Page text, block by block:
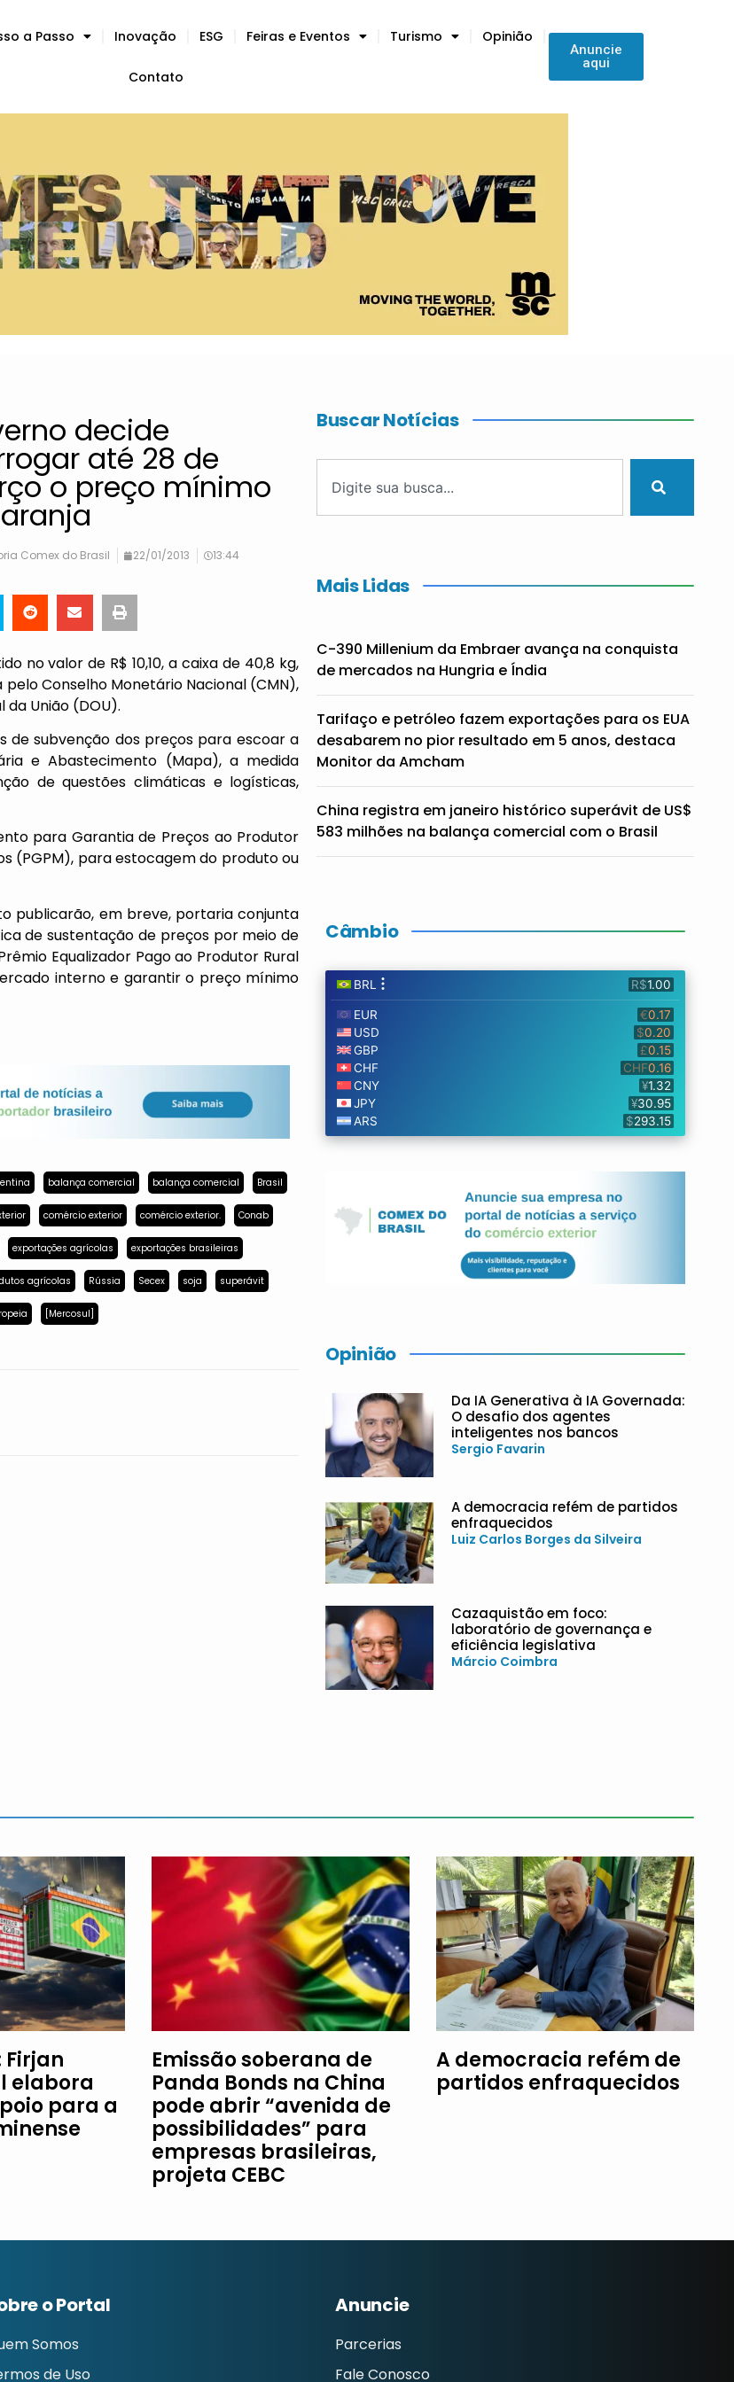
a Passo Inovação ESG Feiras e Eventos Turismo Opinião
Contato
Anuncie
aqui
decide
até 28 de
o preço mínimo
Comex do Brasil 22/01/2013 13:44
no valor de R$ 10,10, a caixa de 40,8 kg,
Conselho Monetário Nacional (CMN),
União (DOU).
de subvenção dos preços para escoar a
e Abastecimento (Mapa), a medida
de questões climáticas e logísticas,
para Garantia de Preços ao Produtor
(PGPM), para estocagem do produto ou
publicarão, em breve, portaria conjunta
de sustentação de preços por meio de
Equalizador Pago ao Produtor Rural
interno e garantir o preço mínimo
balança comercial balança comercial Brasil
comércio exterior comércio exterior. Conab
exportações agrícolas exportações brasileiras
agrícolas Rússia Secex soja superávit
[Mercosul]
Buscar Notícias
Mais Lidas
C-390 Millenium da Embraer avança na conquista
de mercados na Hungria e Índia
Tarifaço e petróleo fazem exportações para os EUA
desabarem no pior resultado em 5 anos, destaca
Monitor da Amcham
China registra em janeiro histórico superávit de US$
583 milhões na balança comercial com o Brasil
Câmbio
Opinião
Da IA Generativa à IA Governada:
O desafio dos agentes
inteligentes nos bancos
Sergio Favarin
A democracia refém de partidos
enfraquecidos
Luiz Carlos Borges da Silveira
Cazaquistão em foco:
laboratório de governança e
eficiência legislativa
Márcio Coimbra
Firjan
elabora
para a
Emissão soberana de
Panda Bonds na China
pode abrir “avenida de
possibilidades” para
empresas brasileiras,
projeta CEBC
A democracia refém de
partidos enfraquecidos
o Portal
Somos
de Uso
Anuncie
Parcerias
Fale Conosco